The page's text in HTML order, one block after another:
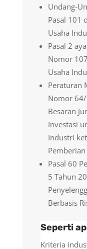
Undang-
Pasal 101
Usaha
Pasal 2
Nomor
Usaha
Peraturan
Nomor
Besaran
Investasi
Industri
Pasal 60
5 Tahun
Berbasis
Seperti
Kriteria